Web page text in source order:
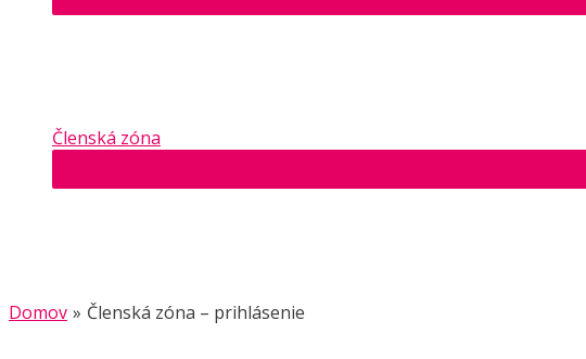
Členská zóna
Domov Členská zóna – prihlásenie